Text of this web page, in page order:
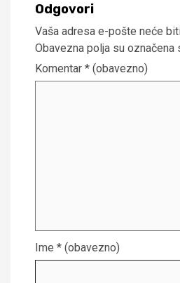
Odgovori
Vaša adresa e-pošte neće
Obavezna polja su označena
Komentar * (obavezno)
Ime * (obavezno)